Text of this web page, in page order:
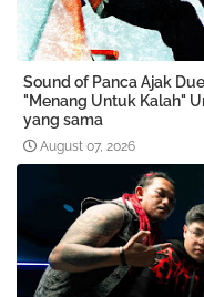
Sound of Panca Ajak
"Menang Untuk Kalah"
yang sama
August 07, 2026